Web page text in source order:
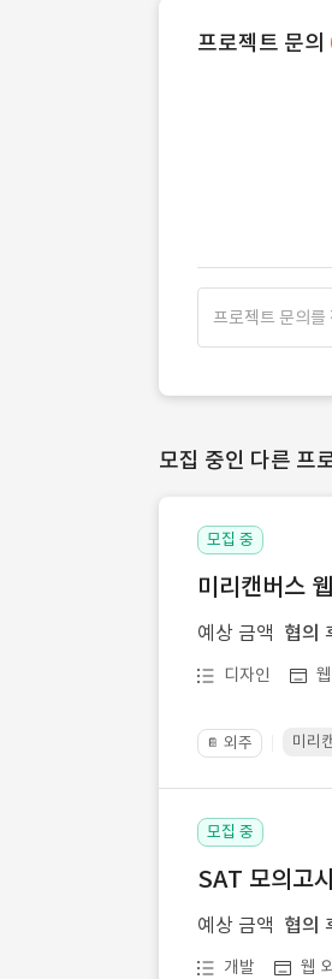
프로젝트 문의
프로젝트 문의를
모집 중인 다른 프
모집 중
미리캔버스
예상 금액 협의
디자인
📔 외주 미리
모집 중
SAT 모의고
예상 금액 협의
개발 웹